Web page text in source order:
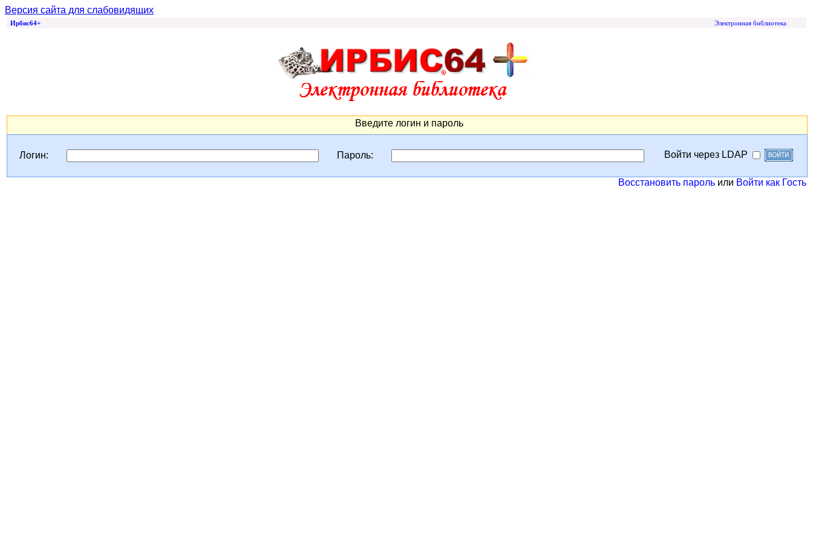
Версия сайта для слабовидящих
Ирбис64+ Электронная библиотека
Введите логин и пароль
Логин: Пароль: Войти через LDAP
Восстановить пароль или Войти как Гость